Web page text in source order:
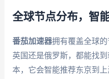
全球节点分布，智
番茄加速器拥有覆盖全球的
英国还是俄罗斯，都能找
本，它会智能推荐东京到